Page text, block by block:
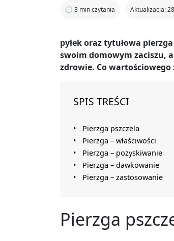
🕣 3 min czytania Aktualizacja:
pyłek oraz tytułowa
swoim domowym zaciszu,
zdrowie. Co wartościowego
SPIS TREŚCI
Pierzga pszczela
Pierzga – właściwości
Pierzga – pozyskiwanie
Pierzga – dawkowanie
Pierzga – zastosowanie
Pierzga